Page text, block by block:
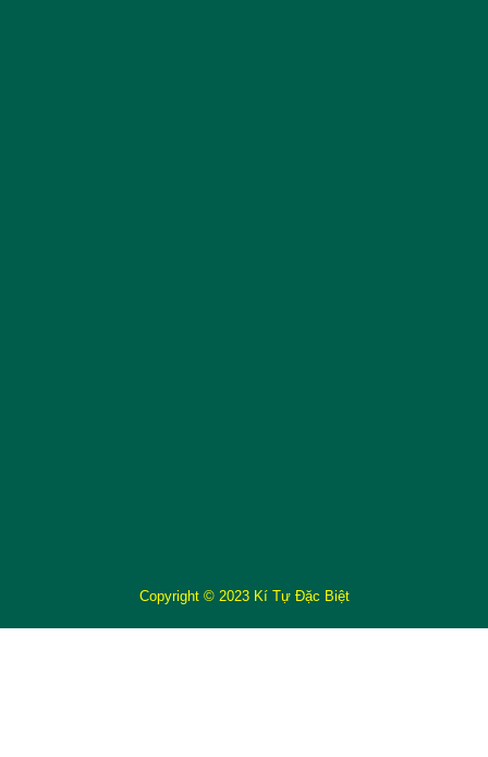
Copyright © 2023 Kí Tự Đặc Biệt